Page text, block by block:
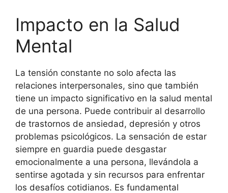
Impacto en la Salud
Mental
La tensión constante no solo afecta las
relaciones interpersonales, sino que también
tiene un impacto significativo en la salud mental
de una persona. Puede contribuir al desarrollo
de trastornos de ansiedad, depresión y otros
problemas psicológicos. La sensación de estar
siempre en guardia puede desgastar
emocionalmente a una persona, llevándola a
sentirse agotada y sin recursos para enfrentar
los desafíos cotidianos. Es fundamental